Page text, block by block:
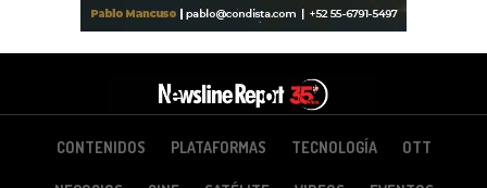
CONTENIDOS PLATAFORMAS TECNOLOGÍA OTT